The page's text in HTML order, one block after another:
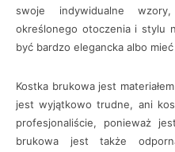
swoje indywidualne
określonego otoczenia i stylu
być bardzo elegancka albo
Kostka brukowa jest
jest wyjątkowo trudne, ani
profesjonaliście, ponieważ
brukowa jest także